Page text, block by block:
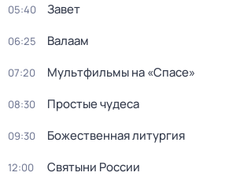
05:40 Завет
06:25 Валаам
07:20 Мультфильмы на «Спасе»
08:30 Простые чудеса
09:30 Божественная литургия
12:00 Святыни России